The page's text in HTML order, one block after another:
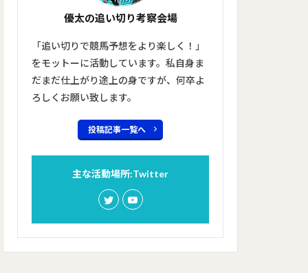
優太の追い切り考察会場
「追い切りで競馬予想をより楽しく！」
をモットーに活動しています。私自身ま
だまだ仕上がり途上の身ですが、何卒よ
ろしくお願い致します。
投稿記事一覧へ
主な活動場所:Twitter